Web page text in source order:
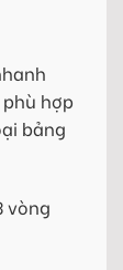
hợp
bảng
vòng